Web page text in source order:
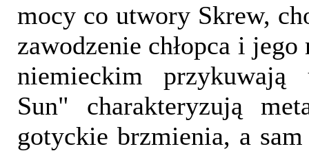
mocy co utwory Skrew,
zawodzenie chłopca i
niemieckim przykuwają
Sun" charakteryzują
gotyckie brzmienia, a